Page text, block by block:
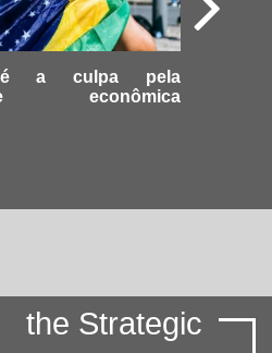
a culpa pela
econômica
the Strategic